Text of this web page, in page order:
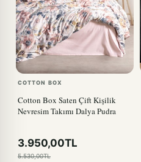
COTTON BOX
Cotton Box Saten Çift Kişilik
Nevresim Takımı Dalya Pudra
3.950,00TL
5.530,00TL